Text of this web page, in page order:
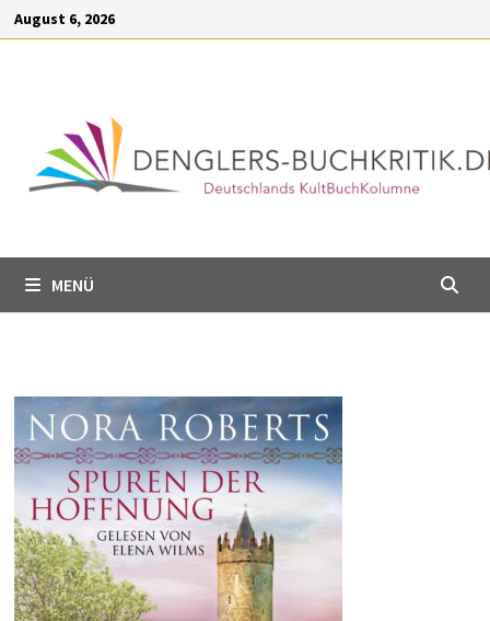
springen
Zum
Inhalt
August 6, 2026
MENÜ